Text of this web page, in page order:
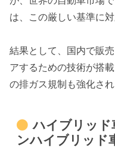
は、この厳しい基準に
結果として、国内で販
アするための技術が搭
の排ガス規制も強化さ
ハイブリッド
ンハイブリッド